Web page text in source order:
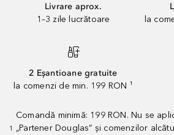
Livrare aprox.
1–3 zile lucrătoare
la
2 Eșantioane gratuite
la comenzi de min. 199 RON ¹
1
Comandă minimă: 199 RON. Nu se
„Partener Douglas” și comenzilor